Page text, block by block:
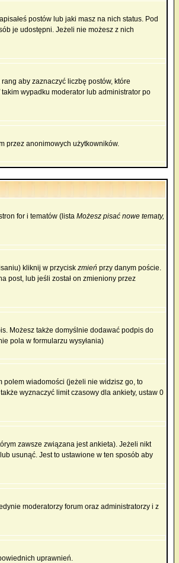
postów lub jaki masz na nich status. Pod
je udostępni. Jeżeli nie możesz z nich
aby zaznaczyć liczbę postów, które
wypadku moderator lub administrator po
przez anonimowych użytkowników.
for i tematów (lista Możesz pisać nowe tematy,
kliknij w przycisk zmień przy danym poście.
post, lub jeśli został on zmieniony przez
Możesz także domyślnie dodawać podpis do
pola w formularzu wysyłania)
polem wiadomości (jeżeli nie widzisz go, to
wyznaczyć limit czasowy dla ankiety, ustaw 0
zawsze związana jest ankieta). Jeżeli nikt
usunąć. Jest to ustawione w ten sposób aby
moderatorzy forum oraz administratorzy i z
uprawnień.